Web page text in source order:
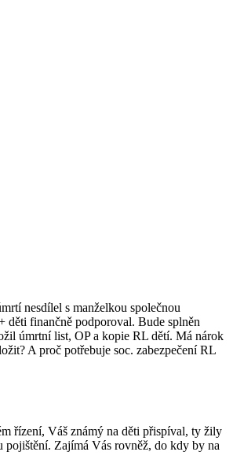
nesdílel s manželkou společnou
děti finančně podporoval. Bude splněn
úmrtní list, OP a kopie RL dětí. Má nárok
A proč potřebuje soc. zabezpečení RL
řízení, Váš známý na děti přispíval, ty žily
pojištění. Zajímá Vás rovněž, do kdy by na